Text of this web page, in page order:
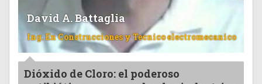
David A. Battaglia
Ing. En Construcciones y Tecnico electromecanico
Dióxido de Cloro: el poderoso